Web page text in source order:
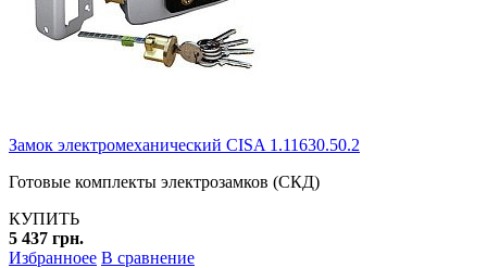
Замок электромеханический CISA 1.11630.50.2
Готовые комплекты электрозамков (СКД)
КУПИТЬ
5 437 грн.
Избранноее В сравнение